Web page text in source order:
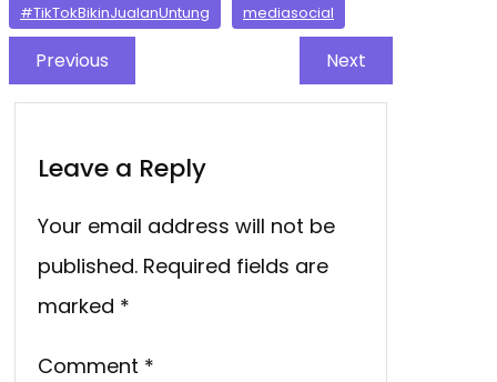
#TikTokBikinJualanUntung mediasocial
Previous Next
Leave a Reply
Your email address will not be
published. Required fields are
marked *
Comment *